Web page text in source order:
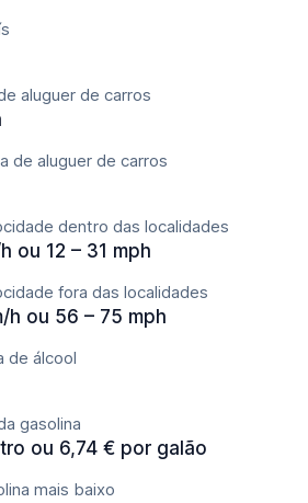
aluguer de carros
de aluguer de carros
dentro das localidades
ou 12 – 31 mph
fora das localidades
h ou 56 – 75 mph
de álcool
gasolina
ou 6,74 € por galão
mais baixo